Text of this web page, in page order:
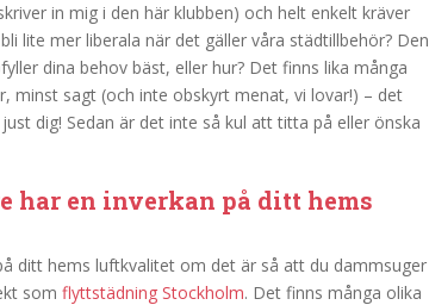
in mig i den här klubben) och helt enkelt kräver
lite mer liberala när det gäller våra städtillbehör? Den
dina behov bäst, eller hur? Det finns lika många
minst sagt (och inte obskyrt menat, vi lovar!) – det
dig! Sedan är det inte så kul att titta på eller önska
har en inverkan på ditt hems
ditt hems luftkvalitet om det är så att du dammsuger
som flyttstädning Stockholm. Det finns många olika